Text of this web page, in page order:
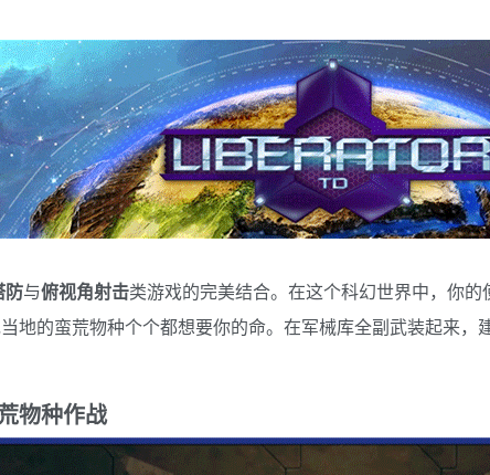
防与俯视角射击类游戏的完美结合。在这个科幻世界中，你
地的蛮荒物种个个都想要你的命。在军械库全副武装起来，
物种作战